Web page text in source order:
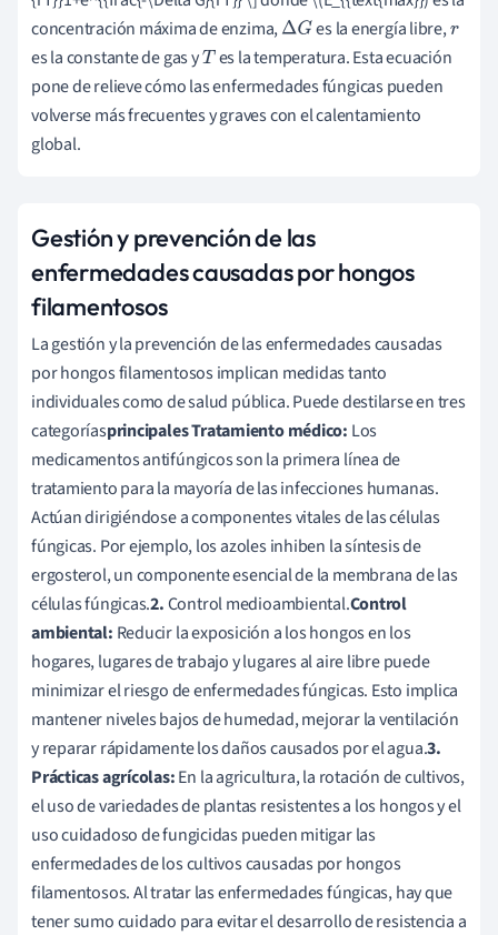
concentración máxima de enzima,ΔG es la energía libre,r
es la constante de gas yTes la temperatura. Esta ecuación
pone de relieve cómo las enfermedades fúngicas pueden
volverse más frecuentes y graves con el calentamiento
global.
Gestión y prevención de las
enfermedades causadas por hongos
filamentosos
La gestión y la prevención de las enfermedades causadas
por hongos filamentosos implican medidas tanto
individuales como de salud pública. Puede destilarse en tres
categoríasprincipales Tratamiento médico: Los
medicamentos antifúngicos son la primera línea de
tratamiento para la mayoría de las infecciones humanas.
Actúan dirigiéndose a componentes vitales de las células
fúngicas. Por ejemplo, los azoles inhiben la síntesis de
ergosterol, un componente esencial de la membrana de las
células fúngicas.2.Control medioambiental.Control
ambiental: Reducir la exposición a los hongos en los
hogares, lugares de trabajo y lugares al aire libre puede
minimizar el riesgo de enfermedades fúngicas. Esto implica
mantener niveles bajos de humedad, mejorar la ventilación
y reparar rápidamente los daños causados por el agua.3.
Prácticas agrícolas:En la agricultura, la rotación de cultivos,
el uso de variedades de plantas resistentes a los hongos y el
uso cuidadoso de fungicidas pueden mitigar las
enfermedades de los cultivos causadas por hongos
filamentosos. Al tratar las enfermedades fúngicas, hay que
tener sumo cuidado para evitar el desarrollo de resistencia a